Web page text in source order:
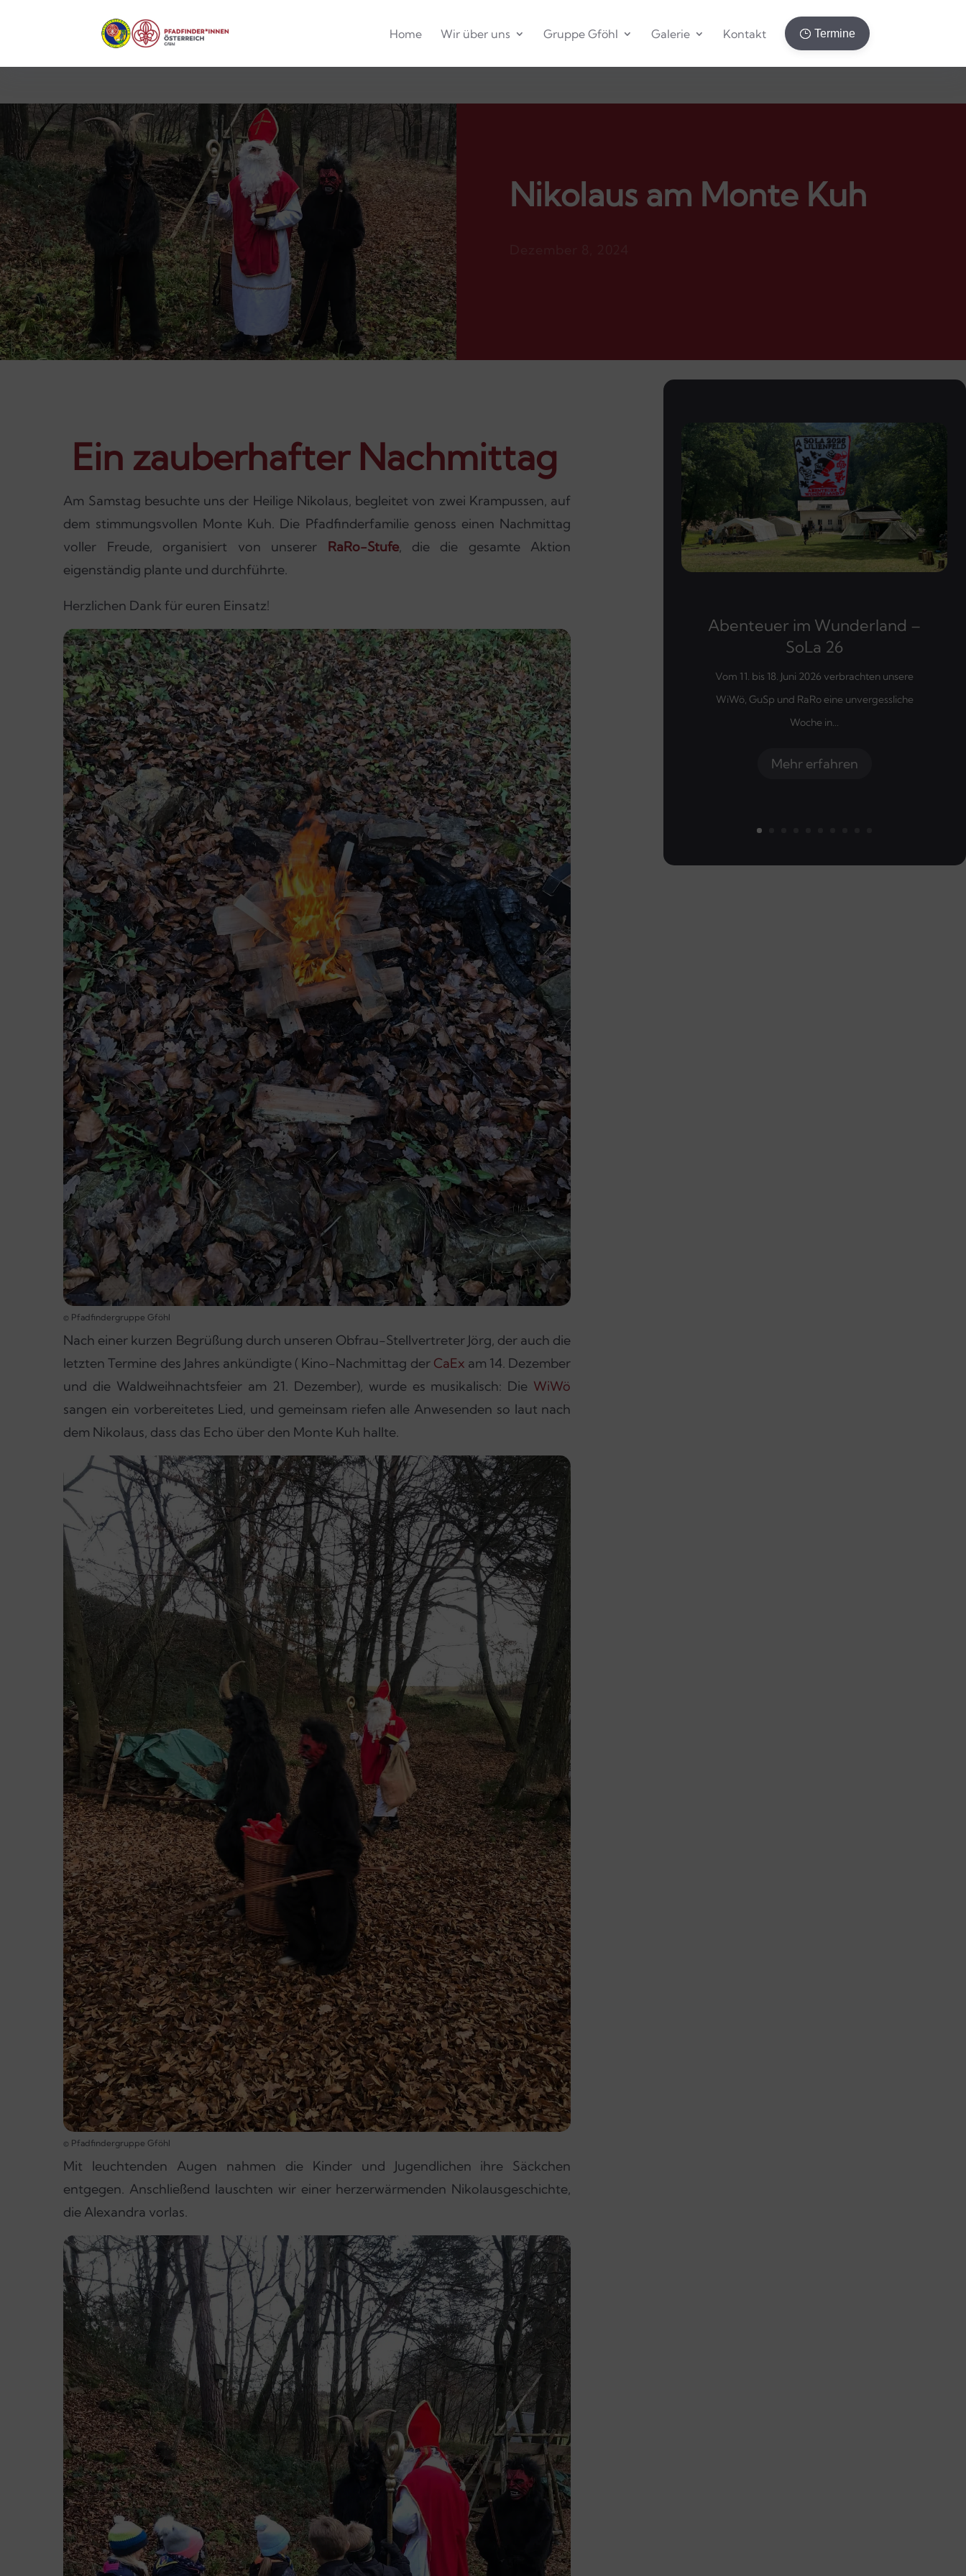
Home Wir über uns Gruppe Gföhl Galerie Kontakt Termine
Nikolaus am Monte Kuh
Ein zauberhafter Nachmittag
Am Samstag besuchte uns der Heilige Nikolaus, begleitet von zwei Krampussen, auf
dem stimmungsvollen Monte Kuh. Die Pfadfinderfamilie genoss einen Nachmittag
voller Freude, organisiert von unserer RaRo-Stufe, die die gesamte Aktion
eigenständig plante und durchführte.
Herzlichen Dank für euren Einsatz!
© Pfadfindergruppe Gföhl
Nach einer kurzen Begrüßung durch unseren Obfrau-Stellvertreter Jörg, der auch die
letzten Termine des Jahres ankündigte ( Kino-Nachmittag der CaEx am 14. Dezember
und die Waldweihnachtsfeier am 21. Dezember), wurde es musikalisch: Die WiWö
sangen ein vorbereitetes Lied, und gemeinsam riefen alle Anwesenden so laut nach
dem Nikolaus, dass das Echo über den Monte Kuh hallte.
© Pfadfindergruppe Gföhl
Mit leuchtenden Augen nahmen die Kinder und Jugendlichen ihre Säckchen
entgegen. Anschließend lauschten wir einer herzerwärmenden Nikolausgeschichte,
die Alexandra vorlas.
Abenteuer im Wunderland –
SoLa 26
Vom 11. bis 18. Juni 2026 verbrachten unsere
WiWö, GuSp und RaRo eine unvergessliche
Woche in...
Mehr erfahren